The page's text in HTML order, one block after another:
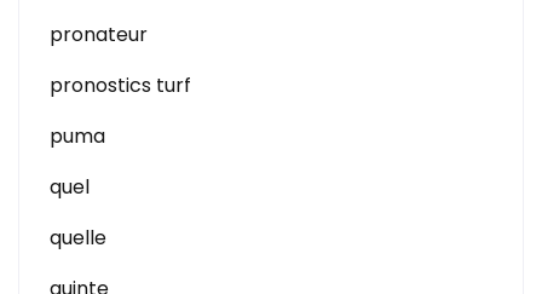
pronateur
pronostics turf
puma
quel
quelle